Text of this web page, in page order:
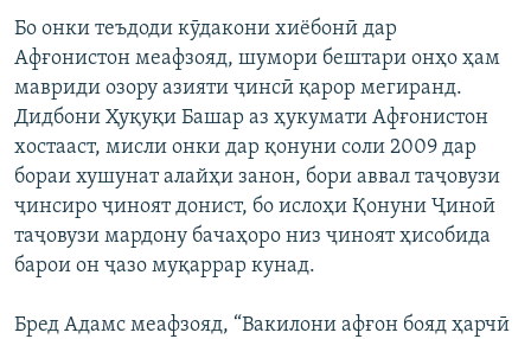
Бо онки теъдоди кӯдакони хиёбонӣ дар
Афғонистон меафзояд, шумори бештари онҳо ҳам
мавриди озору азияти ҷинсӣ қарор мегиранд.
Дидбони Ҳуқуқи Башар аз ҳукумати Афғонистон
хостааст, мисли онки дар қонуни соли 2009 дар
бораи хушунат алайҳи занон, бори аввал таҷовузи
ҷинсиро ҷиноят донист, бо ислоҳи Қонуни Ҷиноӣ
таҷовузи мардону бачаҳоро низ ҷиноят ҳисобида
барои он ҷазо муқаррар кунад.
Бред Адамс меафзояд, “Вакилони афғон бояд ҳарчӣ